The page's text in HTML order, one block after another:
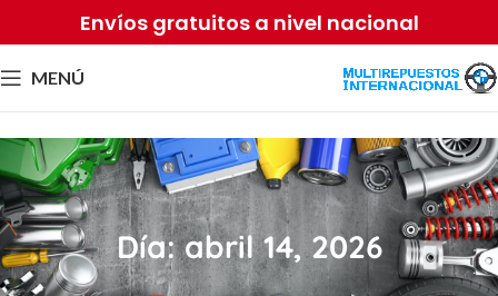
Envíos gratuitos a nivel nacional
MENÚ
Día: abril 14, 2026